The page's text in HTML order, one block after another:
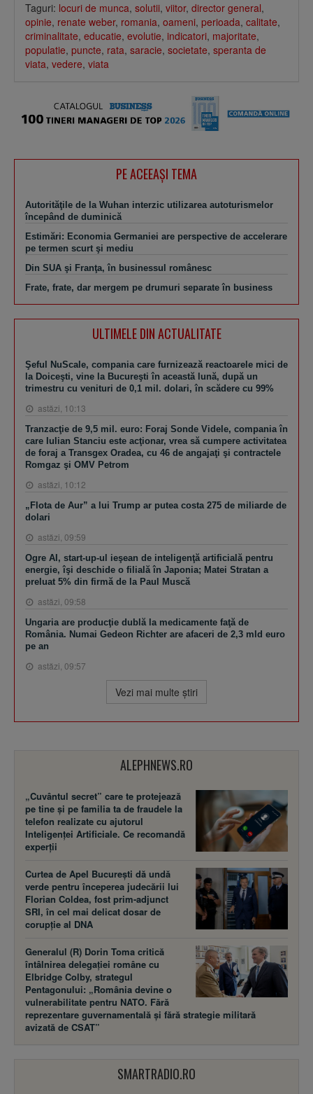
Taguri: locuri de munca, solutii, viitor, director general,
opinie, renate weber, romania, oameni, perioada, calitate,
criminalitate, educatie, evolutie, indicatori, majoritate,
populatie, puncte, rata, saracie, societate, speranta de
viata, vedere, viata
PE ACEEAŞI TEMA
Autorităţile de la Wuhan interzic utilizarea autoturismelor
începând de duminică
Estimări: Economia Germaniei are perspective de accelerare
pe termen scurt şi mediu
Din SUA şi Franţa, în businessul românesc
Frate, frate, dar mergem pe drumuri separate în business
ULTIMELE DIN ACTUALITATE
Şeful NuScale, compania care furnizează reactoarele mici de
la Doiceşti, vine la Bucureşti în această lună, după un
trimestru cu venituri de 0,1 mil. dolari, în scădere cu 99%
astăzi, 10:13
Tranzacţie de 9,5 mil. euro: Foraj Sonde Videle, compania în
care Iulian Stanciu este acţionar, vrea să cumpere activitatea
de foraj a Transgex Oradea, cu 46 de angajaţi şi contractele
Romgaz şi OMV Petrom
astăzi, 10:12
„Flota de Aur” a lui Trump ar putea costa 275 de miliarde de
dolari
astăzi, 09:59
Ogre AI, start-up-ul ieşean de inteligenţă artificială pentru
energie, îşi deschide o filială în Japonia; Matei Stratan a
preluat 5% din firmă de la Paul Muscă
astăzi, 09:58
Ungaria are producţie dublă la medicamente faţă de
România. Numai Gedeon Richter are afaceri de 2,3 mld euro
pe an
astăzi, 09:57
Vezi mai multe ştiri
ALEPHNEWS.RO
„Cuvântul secret” care te protejează
pe tine și pe familia ta de fraudele la
telefon realizate cu ajutorul
Inteligenței Artificiale. Ce recomandă
experții
Curtea de Apel București dă undă
verde pentru începerea judecării lui
Florian Coldea, fost prim-adjunct
SRI, în cel mai delicat dosar de
corupție al DNA
Generalul (R) Dorin Toma critică
întâlnirea delegației române cu
Elbridge Colby, strategul
Pentagonului: „România devine o
vulnerabilitate pentru NATO. Fără
reprezentare guvernamentală și fără strategie militară
avizată de CSAT”
SMARTRADIO.RO